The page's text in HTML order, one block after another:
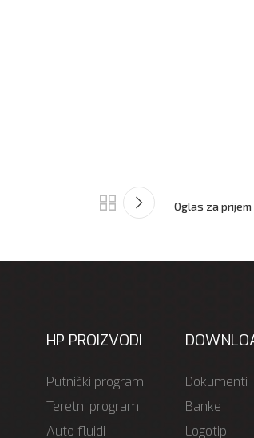
Oglas za
HP PROIZVODI
Putnički program
Teretni program
Auto fluidi
Dokumenti
Banke
Logotipi